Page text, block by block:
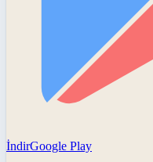
İndirGoogle Play